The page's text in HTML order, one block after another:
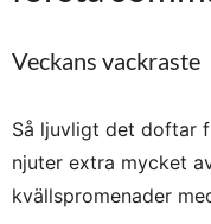
Veckans vackraste
Så ljuvligt det doftar
njuter extra mycket
kvällspromenader